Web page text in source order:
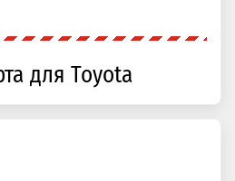
для Toyota